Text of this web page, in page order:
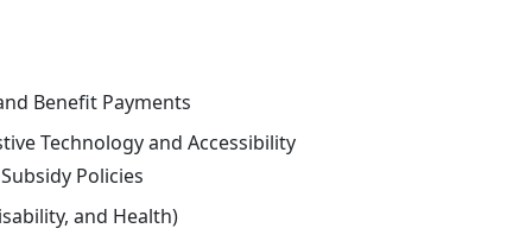
Benefit Payments
Technology and Accessibility
Policies
and Health)